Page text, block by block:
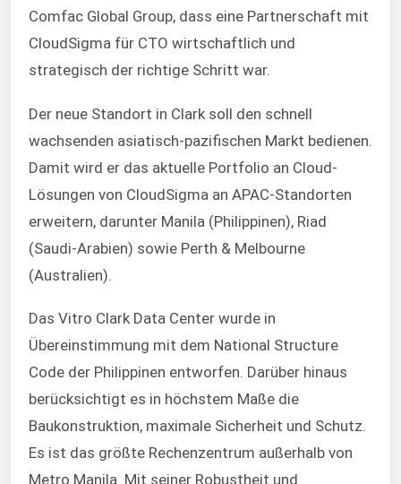
Comfac Global Group, dass eine Partnerschaft mit
CloudSigma für CTO wirtschaftlich und
strategisch der richtige Schritt war.
Der neue Standort in Clark soll den schnell
wachsenden asiatisch-pazifischen Markt bedienen.
Damit wird er das aktuelle Portfolio an Cloud-
Lösungen von CloudSigma an APAC-Standorten
erweitern, darunter Manila (Philippinen), Riad
(Saudi-Arabien) sowie Perth & Melbourne
(Australien).
Das Vitro Clark Data Center wurde in
Übereinstimmung mit dem National Structure
Code der Philippinen entworfen. Darüber hinaus
berücksichtigt es in höchstem Maße die
Baukonstruktion, maximale Sicherheit und Schutz.
Es ist das größte Rechenzentrum außerhalb von
Metro Manila. Mit seiner Robustheit und